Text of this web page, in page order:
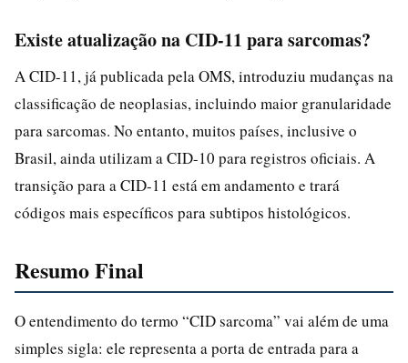
Existe atualização na CID-11 para sarcomas?
A CID-11, já publicada pela OMS, introduziu mudanças na
classificação de neoplasias, incluindo maior granularidade
para sarcomas. No entanto, muitos países, inclusive o
Brasil, ainda utilizam a CID-10 para registros oficiais. A
transição para a CID-11 está em andamento e trará
códigos mais específicos para subtipos histológicos.
Resumo Final
O entendimento do termo “CID sarcoma” vai além de uma
simples sigla: ele representa a porta de entrada para a